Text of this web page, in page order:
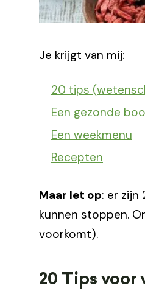
Je krijgt van mij:
20 tips
Een gezonde
Een weekmenu
Recepten
Maar let op: er zijn
kunnen stoppen.
voorkomt).
20 Tips voor